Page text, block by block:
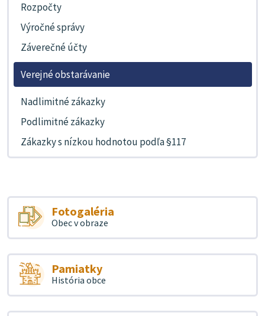
Rozpočty
Výročné správy
Záverečné účty
Verejné obstarávanie
Nadlimitné zákazky
Podlimitné zákazky
Zákazky s nízkou hodnotou podľa §117
Fotogaléria
Obec v obraze
Pamiatky
História obce